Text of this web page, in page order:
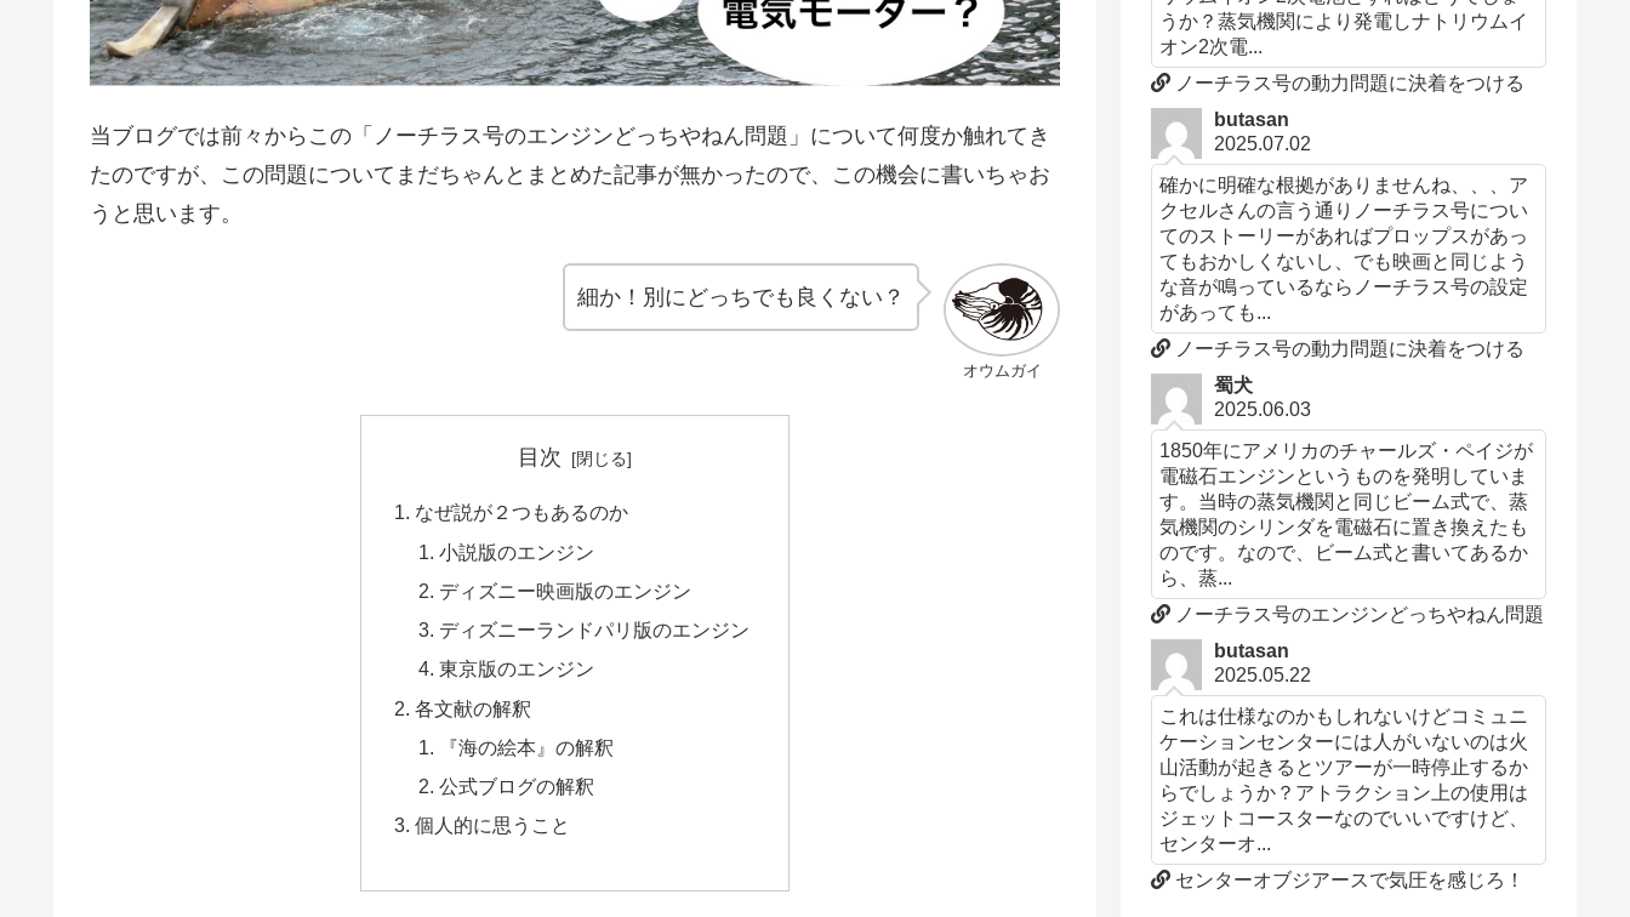
当ブログでは前々からこの「ノーチラス号のエンジンどっちやねん問題」について何度か触れてき
たのですが、この問題についてまだちゃんとまとめた記事が無かったので、この機会に書いちゃお
うと思います。
オウムガイ
細か！別にどっちでも良くない？
目次
なぜ説が２つもあるのか
小説版のエンジン
ディズニー映画版のエンジン
ディズニーランドパリ版のエンジン
東京版のエンジン
各文献の解釈
『海の絵本』の解釈
公式ブログの解釈
個人的に思うこと
うか？蒸気機関により発電しナトリウムイ
オン2次電...
ノーチラス号の動力問題に決着をつける
butasan
2025.07.02
確かに明確な根拠がありませんね、、、ア
クセルさんの言う通りノーチラス号につい
てのストーリーがあればプロップスがあっ
てもおかしくないし、でも映画と同じよう
な音が鳴っているならノーチラス号の設定
があっても...
ノーチラス号の動力問題に決着をつける
蜀犬
2025.06.03
1850年にアメリカのチャールズ・ペイジが
電磁石エンジンというものを発明していま
す。当時の蒸気機関と同じビーム式で、蒸
気機関のシリンダを電磁石に置き換えたも
のです。なので、ビーム式と書いてあるか
ら、蒸...
ノーチラス号のエンジンどっちやねん問題
butasan
2025.05.22
これは仕様なのかもしれないけどコミュニ
ケーションセンターには人がいないのは火
山活動が起きるとツアーが一時停止するか
らでしょうか？アトラクション上の使用は
ジェットコースターなのでいいですけど、
センターオ...
センターオブジアースで気圧を感じろ！